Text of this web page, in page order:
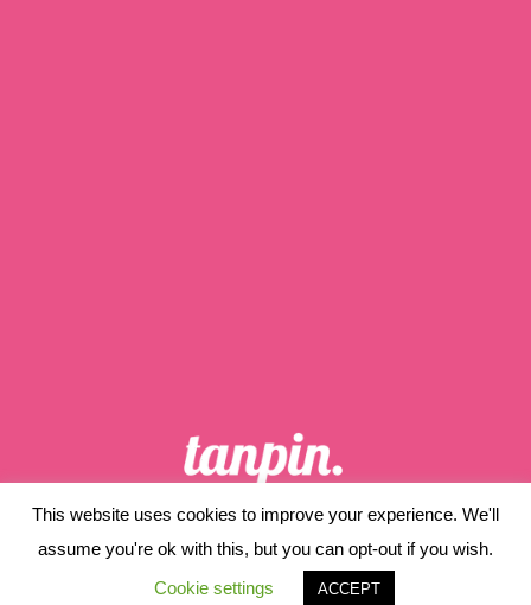
ホーム
当サイトについて
プライバシーポリシー
サイトマップ
© 2019 tanpin..
This website uses cookies to improve your experience. We'll
assume you're ok with this, but you can opt-out if you wish.
Cookie settings
ACCEPT